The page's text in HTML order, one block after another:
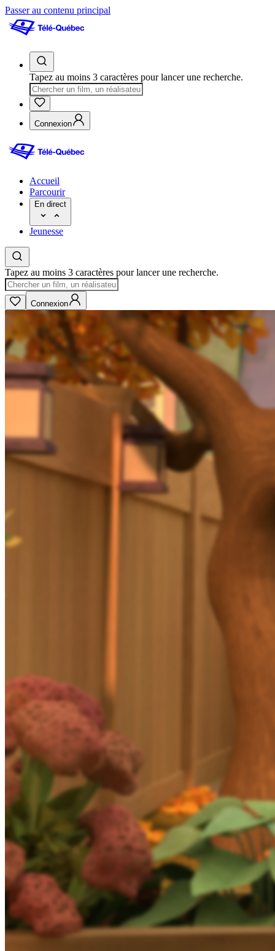
Passer au contenu principal
Tapez au moins 3 caractères pour lancer une recherche.
Connexion
Accueil
Parcourir
En direct
Jeunesse
Tapez au moins 3 caractères pour lancer une recherche.
Connexion